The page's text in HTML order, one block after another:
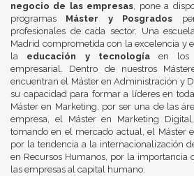
negocio de las empresas, pone a
programas Máster y Posgrados
profesionales de cada sector. Una
Madrid comprometida con la excelencia y
la educación y tecnologíaen los
empresarial. Dentro de nuestros
encuentran el Máster en Administración y
su capacidad para formar a líderes en
Máster en Marketing, por ser una de las
empresa, el Máster en Marketing
tomando en el mercado actual, el Máster
por la tendencia a la internacionalización
en Recursos Humanos, por la importancia
las empresas al capital humano.